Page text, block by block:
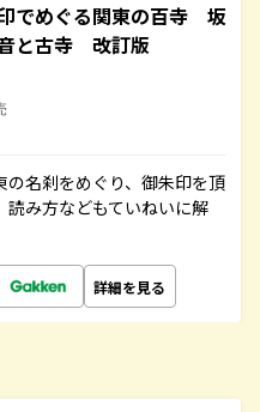
でめぐる関東の百寺 坂
と古寺 改訂版
名刹をめぐり、御朱印を頂
読み方などもていねいに解
詳細を見る